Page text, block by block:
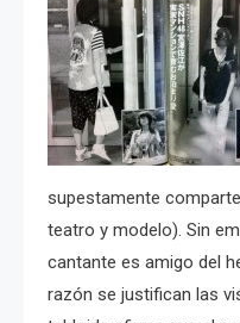
supestamente
teatro y modelo). Sin
cantante es amigo del
razón se justifican las